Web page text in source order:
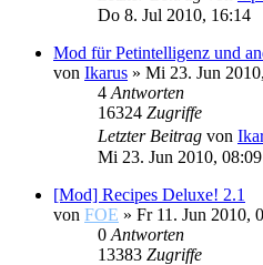
Do 8. Jul 2010, 16:14
Mod für Petintelligenz und
von Ikarus » Mi 23. Jun
4 Antworten
16324 Zugriffe
Letzter Beitrag von
Mi 23. Jun 2010, 08:09
[Mod] Recipes Deluxe! 2.1
von FOE » Fr 11. Jun 2010,
0 Antworten
13383 Zugriffe